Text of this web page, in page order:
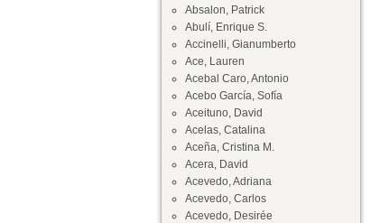
Absalon, Patrick
Abulí, Enrique S.
Accinelli, Gianumberto
Ace, Lauren
Acebal Caro, Antonio
Acebo García, Sofía
Aceituno, David
Acelas, Catalina
Aceña, Cristina M.
Acera, David
Acevedo, Adriana
Acevedo, Carlos
Acevedo, Desirée